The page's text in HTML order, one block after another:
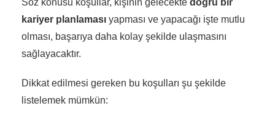
Söz konusu koşullar, kişinin gelecekte doğru bir
kariyer planlaması yapması ve yapacağı işte mutlu
olması, başarıya daha kolay şekilde ulaşmasını
sağlayacaktır.
Dikkat edilmesi gereken bu koşulları şu şekilde
listelemek mümkün: